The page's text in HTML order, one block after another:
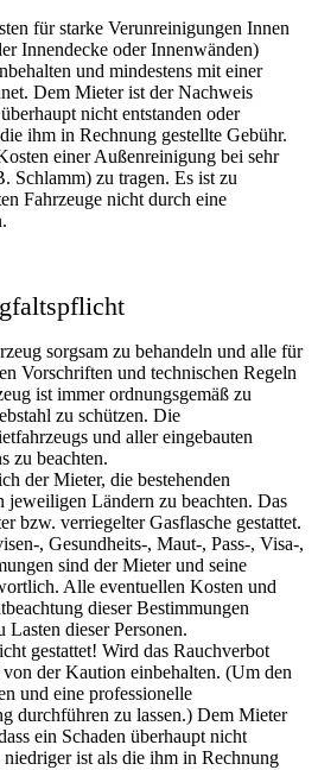
für starke Verunreinigungen Innen
Innendecke oder Innenwänden)
und mindestens mit einer
Dem Mieter ist der Nachweis
nicht entstanden oder
ihm in Rechnung gestellte Gebühr.
einer Außenreinigung bei sehr
Schlamm) zu tragen. Es ist zu
Fahrzeuge nicht durch eine
sorgsam zu behandeln und alle für
Vorschriften und technischen Regeln
ist immer ordnungsgemäß zu
zu schützen. Die
und aller eingebauten
zu beachten.
der Mieter, die bestehenden
jeweiligen Ländern zu beachten. Das
bzw. verriegelter Gasflasche gestattet.
, Gesundheits-, Maut-, Pass-, Visa-,
sind der Mieter und seine
Alle eventuellen Kosten und
dieser Bestimmungen
Lasten dieser Personen.
gestattet! Wird das Rauchverbot
der Kaution einbehalten. (Um den
und eine professionelle
durchführen zu lassen.) Dem Mieter
ein Schaden überhaupt nicht
ist als die ihm in Rechnung